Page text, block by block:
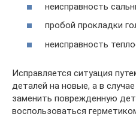
неисправность
пробой прокладки
неисправность
Исправляется ситуация
деталей на новые, а в
заменить поврежденную
воспользоваться